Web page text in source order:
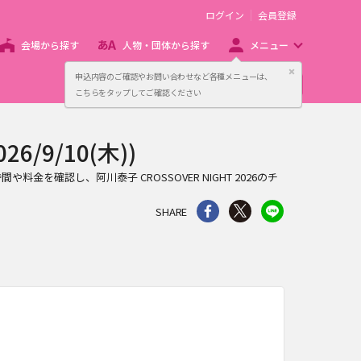
申込内容のご確認やお問い合わせなど各種メニューは、
こちらをタップしてご確認ください
閉じる
ログイン 会員登録
会場から探す 人物・団体から探す メニュー
主催者向け販売サービス
9/10(木))
料金を確認し、阿川泰子 CROSSOVER NIGHT 2026のチ
SHARE シェア Twitter